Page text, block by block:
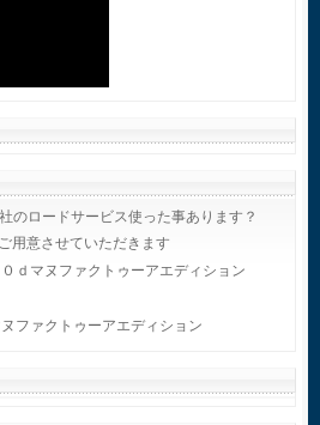
のロードサービス使った事あります？
用意させていただきます
ｄマヌファクトゥーアエディション
ファクトゥーアエディション